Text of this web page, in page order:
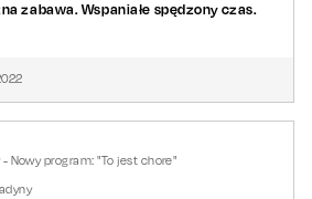
zabawa. Wspaniałe spędzony czas.
Nowy program: "To jest chore"